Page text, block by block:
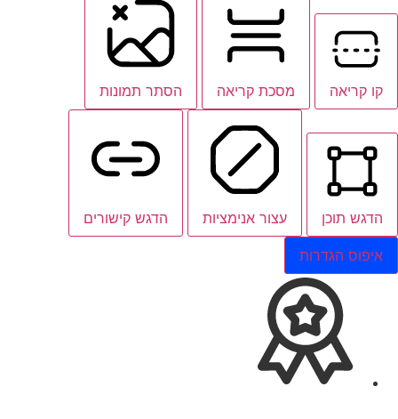
קו קריאה מסכת קריאה הסתר תמונות
הדגש תוכן עצור אנימציות הדגש קישורים
איפוס הגדרות